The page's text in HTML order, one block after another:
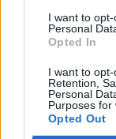
I want to
Personal
Opted In
I want to opt-
Retention,
Personal
Purposes for
Opted Out
Przeciwnikiem
Anyone's
armor
hyeoka i jego
niezależnie od